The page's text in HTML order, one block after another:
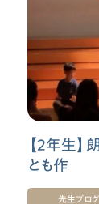
【２年生
とも作
先生ブログ